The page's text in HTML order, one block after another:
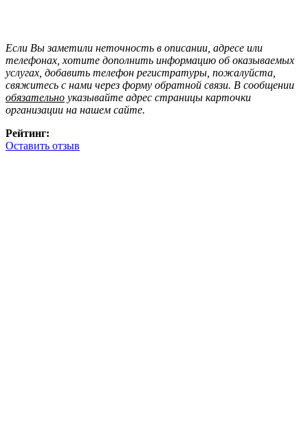
Если Вы заметили неточность в описании, адресе или
телефонах, хотите дополнить информацию об оказываемых
услугах, добавить телефон регистратуры, пожалуйста,
свяжитесь с нами через форму обратной связи. В сообщении
обязательно указывайте адрес страницы карточки
организации на нашем сайте.
Рейтинг:
Оставить отзыв